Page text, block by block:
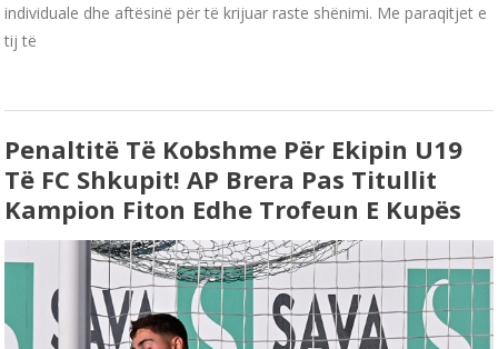
individuale dhe aftësinë për të krijuar raste shënimi. Me paraqitjet e
tij të
Penaltitë Të Kobshme Për Ekipin U19
Të FC Shkupit! AP Brera Pas Titullit
Kampion Fiton Edhe Trofeun E Kupës